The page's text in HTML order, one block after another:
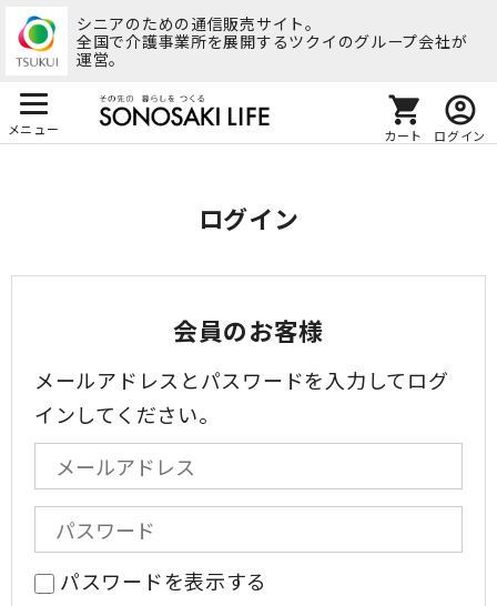
シニアのための通信販売サイト。
全国で介護事業所を展開するツクイのグループ会社が
運営。
メニュー カート ログイン
ログイン
会員のお客様
メールアドレスとパスワードを入力してログ
インしてください。
パスワードを表示する